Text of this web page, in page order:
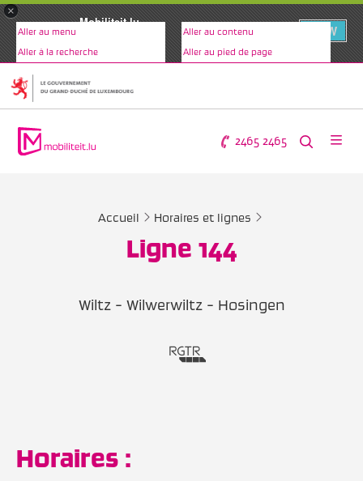
×
Mobiliteit.lu
VIEW
Aller au menu Aller au contenu
Aller à la recherche Aller au pied de page
2465 2465
Accueil Horaires et lignes
Ligne 144
Wiltz - Wilwerwiltz - Hosingen
Horaires :